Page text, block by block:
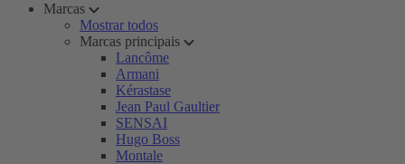
Marcas
Mostrar todos
Marcas principais
Lancôme
Armani
Kérastase
Jean Paul Gaultier
SENSAI
Hugo Boss
Montale